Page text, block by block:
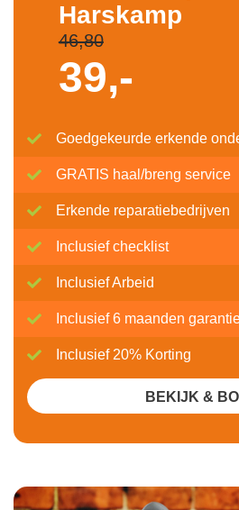
Harskamp
46,80
39,-
Goedgekeurde erkende
GRATIS haal/breng service
Erkende reparatiebedrijven
Inclusief checklist
Inclusief Arbeid
Inclusief 6 maanden
Inclusief 20% Korting
BEKIJK &